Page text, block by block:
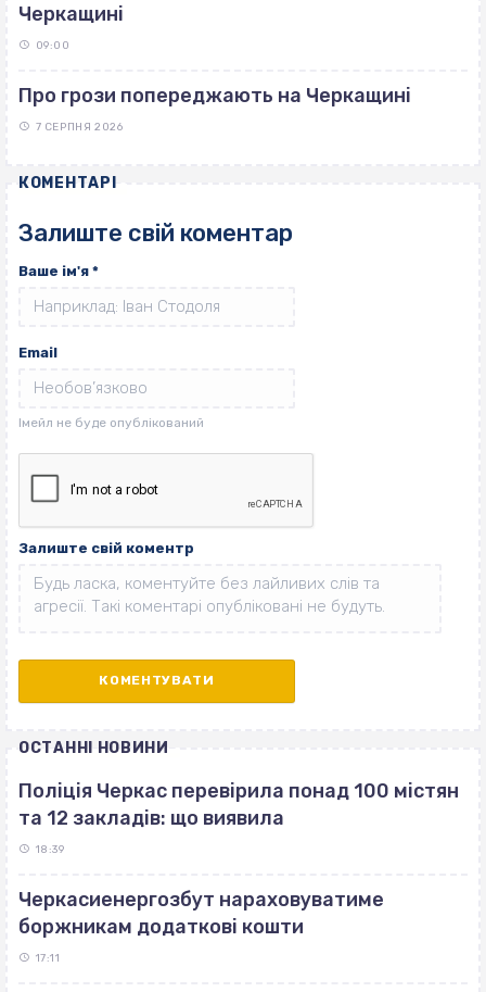
Черкащині
09:00
Про грози попереджають на Черкащині
7 СЕРПНЯ 2026
КОМЕНТАРІ
Залиште свій коментар
Ваше ім'я *
Email
Залиште свій коментр
ОСТАННІ НОВИНИ
Поліція Черкас перевірила понад 100 містян
та 12 закладів: що виявила
18:39
Черкасиенергозбут нараховуватиме
боржникам додаткові кошти
17:11